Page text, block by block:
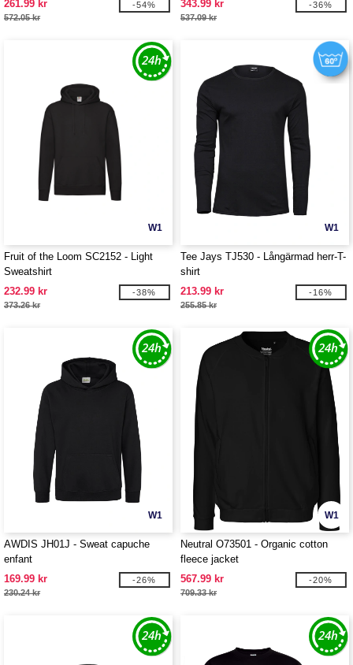
261.99 kr
572.05 kr
-54%
343.99 kr
537.09 kr
-36%
W1
Fruit of the Loom SC2152 - Light
Sweatshirt
232.99 kr
373.26 kr
-38%
W1
Tee Jays TJ530 - Långärmad herr-T-
shirt
213.99 kr
255.85 kr
-16%
W1
AWDIS JH01J - Sweat capuche
enfant
169.99 kr
230.24 kr
-26%
W1
Neutral O73501 - Organic cotton
fleece jacket
567.99 kr
709.33 kr
-20%